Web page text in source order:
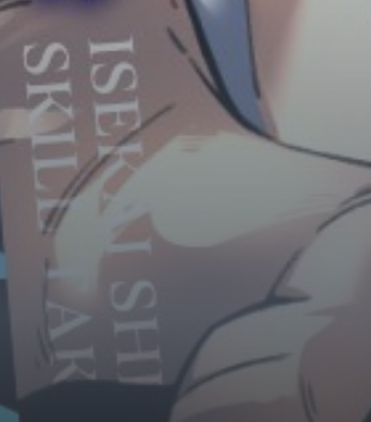
Shoujo
Đam Mỹ
Historical
Seinen
Sci-Fi
Tragedy
#Sủng Ngọt
Harem